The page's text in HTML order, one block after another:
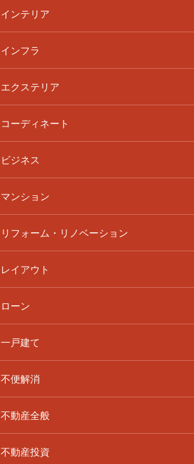
インテリア
インフラ
エクステリア
コーディネート
ビジネス
マンション
リフォーム・リノベーション
レイアウト
ローン
一戸建て
不便解消
不動産全般
不動産投資